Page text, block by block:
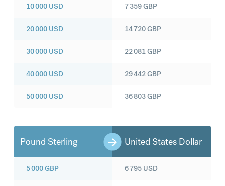
10 000 USD
20 000 USD
30 000 USD
40 000 USD
50 000 USD
7 359GBP
14 720GBP
22 081GBP
29 442GBP
36 803GBP
Pound Sterling United States Dollar
5 000GBP 6 795 USD